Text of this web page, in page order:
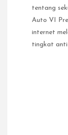
tentang
Auto VI
internet
tingkat